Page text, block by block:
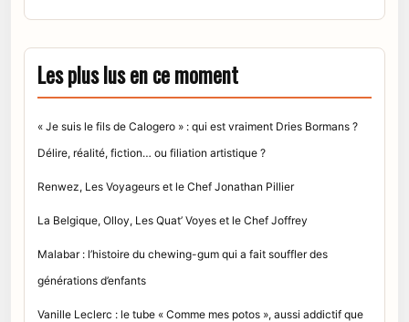
Les plus lus en ce moment
« Je suis le fils de Calogero » : qui est vraiment Dries Bormans ?
Délire, réalité, fiction… ou filiation artistique ?
Renwez, Les Voyageurs et le Chef Jonathan Pillier
La Belgique, Olloy, Les Quat’ Voyes et le Chef Joffrey
Malabar : l’histoire du chewing-gum qui a fait souffler des
générations d’enfants
Vanille Leclerc : le tube « Comme mes potos », aussi addictif que